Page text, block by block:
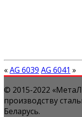
«AG 6039 AG 6041 »
© 2015-2022
производству
Беларусь.